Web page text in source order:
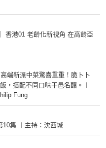
香港01 老齡化新視角 在高齡亞
端新派中菜驚喜重重！脆卜卜
，搭配不同口味干邑名釀。︱
Fung
10集 ︱主持：沈西城